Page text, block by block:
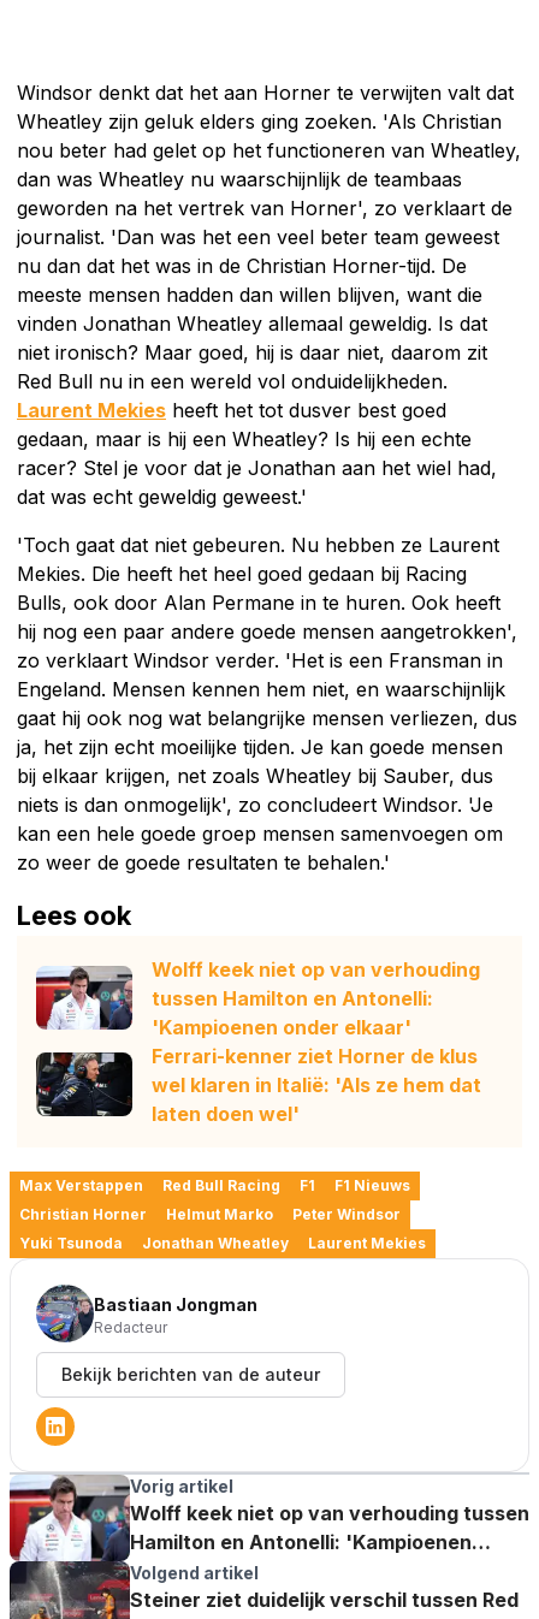
Windsor denkt dat het aan Horner te verwijten valt dat
Wheatley zijn geluk elders ging zoeken. 'Als Christian
nou beter had gelet op het functioneren van Wheatley,
dan was Wheatley nu waarschijnlijk de teambaas
geworden na het vertrek van Horner', zo verklaart de
journalist. 'Dan was het een veel beter team geweest
nu dan dat het was in de Christian Horner-tijd. De
meeste mensen hadden dan willen blijven, want die
vinden Jonathan Wheatley allemaal geweldig. Is dat
niet ironisch? Maar goed, hij is daar niet, daarom zit
Red Bull nu in een wereld vol onduidelijkheden.
Laurent Mekies heeft het tot dusver best goed
gedaan, maar is hij een Wheatley? Is hij een echte
racer? Stel je voor dat je Jonathan aan het wiel had,
dat was echt geweldig geweest.'
'Toch gaat dat niet gebeuren. Nu hebben ze Laurent
Mekies. Die heeft het heel goed gedaan bij Racing
Bulls, ook door Alan Permane in te huren. Ook heeft
hij nog een paar andere goede mensen aangetrokken',
zo verklaart Windsor verder. 'Het is een Fransman in
Engeland. Mensen kennen hem niet, en waarschijnlijk
gaat hij ook nog wat belangrijke mensen verliezen, dus
ja, het zijn echt moeilijke tijden. Je kan goede mensen
bij elkaar krijgen, net zoals Wheatley bij Sauber, dus
niets is dan onmogelijk', zo concludeert Windsor. 'Je
kan een hele goede groep mensen samenvoegen om
zo weer de goede resultaten te behalen.'
Lees ook
Wolff keek niet op van verhouding
tussen Hamilton en Antonelli:
'Kampioenen onder elkaar'
Ferrari-kenner ziet Horner de klus
wel klaren in Italië: 'Als ze hem dat
laten doen wel'
Max Verstappen Red Bull Racing F1
F1 Nieuws
Christian Horner
Helmut Marko
Peter Windsor
Yuki Tsunoda
Jonathan Wheatley Laurent Mekies
Bastiaan Jongman
Redacteur
Bekijk berichten van de auteur
Vorig artikel
Wolff keek niet op van verhouding tussen
Hamilton en Antonelli: 'Kampioenen
onder elkaar'
Volgend artikel
Steiner ziet duidelijk verschil tussen Red